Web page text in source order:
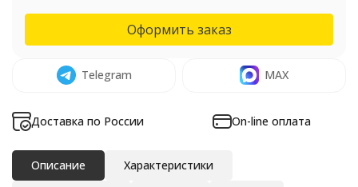
Оформить заказ
Telegram MAX
Доставка по России On-line оплата
Описание
Характеристики